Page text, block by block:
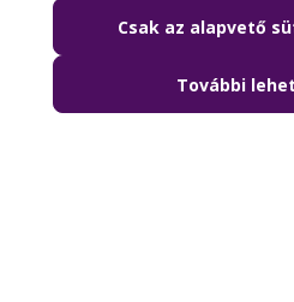
Csak az alapvető
További